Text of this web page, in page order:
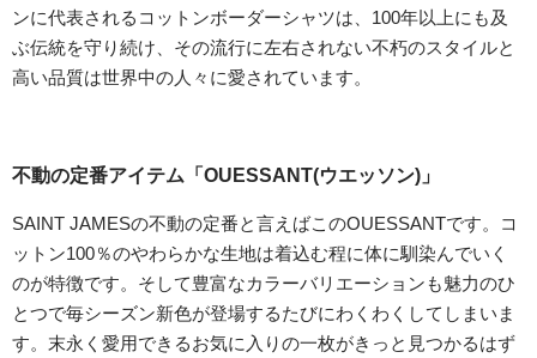
ンに代表されるコットンボーダーシャツは、100年以上にも及
ぶ伝統を守り続け、その流行に左右されない不朽のスタイルと
高い品質は世界中の人々に愛されています。
不動の定番アイテム「OUESSANT(ウエッソン)」
SAINT JAMESの不動の定番と言えばこのOUESSANTです。コ
ットン100％のやわらかな生地は着込む程に体に馴染んでいく
のが特徴です。そして豊富なカラーバリエーションも魅力のひ
とつで毎シーズン新色が登場するたびにわくわくしてしまいま
す。末永く愛用できるお気に入りの一枚がきっと見つかるはず